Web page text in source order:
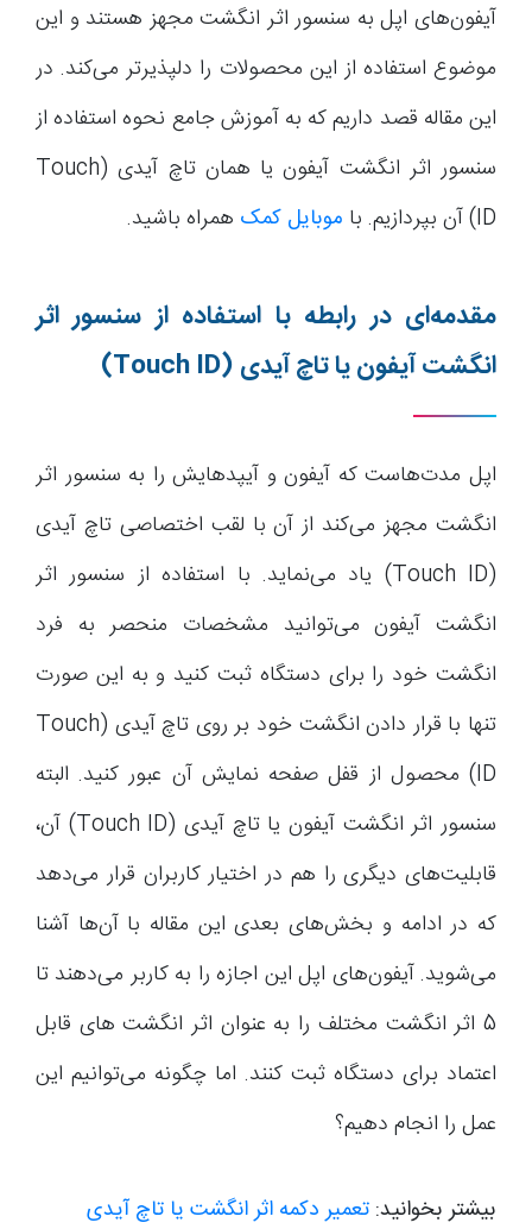
آیفون‌های اپل به سنسور اثر انگشت مجهز هستند و این
موضوع استفاده از این محصولات را دلپذیرتر می‌کند. در
این مقاله قصد داریم که به آموزش جامع نحوه استفاده از
سنسور اثر انگشت آیفون یا همان تاچ آیدی (Touch
ID) آن بپردازیم. با
موبایل کمک همراه باشید.
مقدمه‌ای در رابطه با استفاده از سنسور اثر
انگشت آیفون یا تاچ آیدی (Touch ID)
اپل مدت‌هاست که آیفون و آیپدهایش را به سنسور اثر
انگشت مجهز می‌کند از آن با لقب اختصاصی تاچ آیدی
(Touch ID) یاد می‌نماید. با استفاده از سنسور اثر
انگشت آیفون می‌توانید مشخصات منحصر به فرد
انگشت خود را برای دستگاه ثبت کنید و به این صورت
تنها با قرار دادن انگشت خود بر روی تاچ آیدی (Touch
ID) محصول از قفل صفحه نمایش آن عبور کنید. البته
سنسور اثر انگشت آیفون یا تاچ آیدی (Touch ID) آن،
قابلیت‌های دیگری را هم در اختیار کاربران قرار می‌دهد
که در ادامه و بخش‌های بعدی این مقاله با آن‌ها آشنا
می‌شوید. آیفون‌های اپل این اجازه را به کاربر می‌دهند تا
5 اثر انگشت مختلف را به عنوان اثر انگشت های قابل
اعتماد برای دستگاه ثبت کنند. اما چگونه می‌توانیم این
عمل را انجام دهیم؟
بیشتر بخوانید: تعمیر دکمه اثر انگشت یا تاچ آیدی